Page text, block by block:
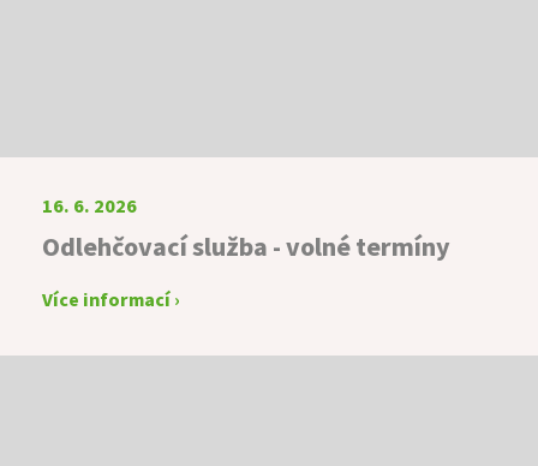
16. 6. 2026
Odlehčovací služba - volné termíny
Více informací ›